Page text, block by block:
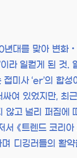
년대를 맞아 변화
라 일컫게 된 것.
미사 ‘er’의 합
여 있었지만, 최
않고 널리 퍼짐에
《트렌드 코리
디깅러들의 활약